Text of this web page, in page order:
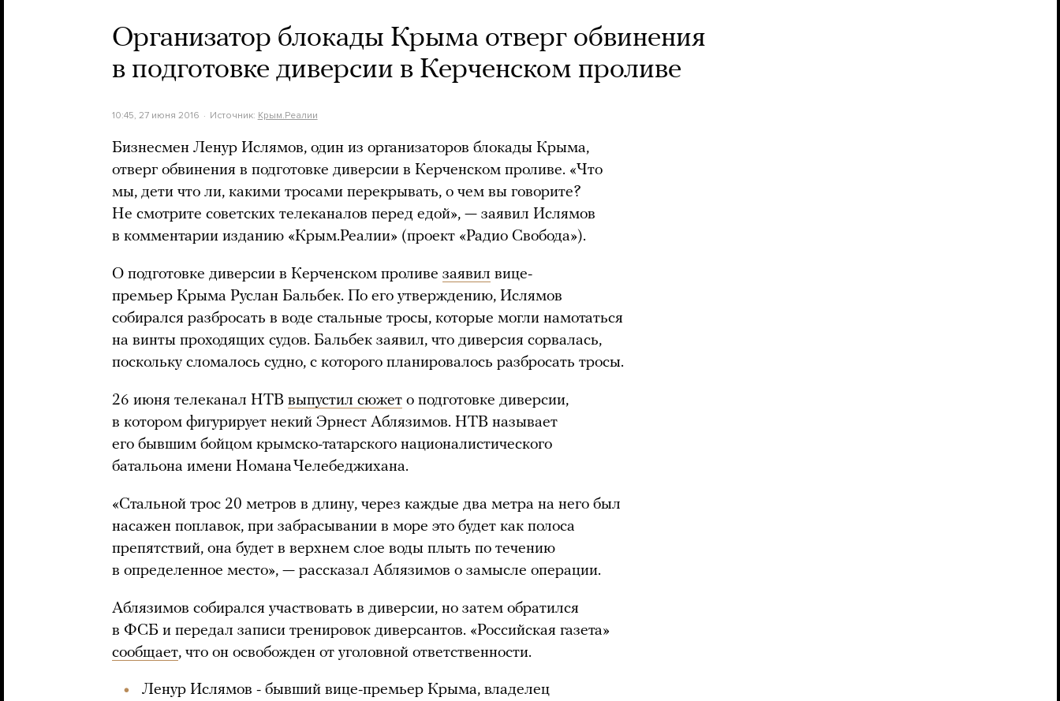
Организатор блокады Крыма отверг обвинения
в подготовке диверсии в Керченском проливе
10:45, 27 июня 2016 Источник: Крым.Реалии
Бизнесмен Ленур Ислямов, один из организаторов блокады Крыма,
отверг обвинения в подготовке диверсии в Керченском проливе. «Что
мы, дети что ли, какими тросами перекрывать, о чем вы говорите?
Не смотрите советских телеканалов перед едой», — заявил Ислямов
в комментарии изданию «Крым.Реалии» (проект «Радио Свобода»).
О подготовке диверсии в Керченском проливе заявил вице-
премьер Крыма Руслан Бальбек. По его утверждению, Ислямов
собирался разбросать в воде стальные тросы, которые могли намотаться
на винты проходящих судов. Бальбек заявил, что диверсия сорвалась,
поскольку сломалось судно, с которого планировалось разбросать тросы.
26 июня телеканал НТВ выпустил сюжет о подготовке диверсии,
в котором фигурирует некий Эрнест Аблязимов. НТВ называет
его бывшим бойцом крымско-татарского националистического
батальона имени Номана Челебеджихана.
«Стальной трос 20 метров в длину, через каждые два метра на него был
насажен поплавок, при забрасывании в море это будет как полоса
препятствий, она будет в верхнем слое воды плыть по течению
в определенное место», — рассказал Аблязимов о замысле операции.
Аблязимов собирался участвовать в диверсии, но затем обратился
в ФСБ и передал записи тренировок диверсантов. «Российская газета»
сообщает, что он освобожден от уголовной ответственности.
Ленур Ислямов - бывший вице-премьер Крыма, владелец